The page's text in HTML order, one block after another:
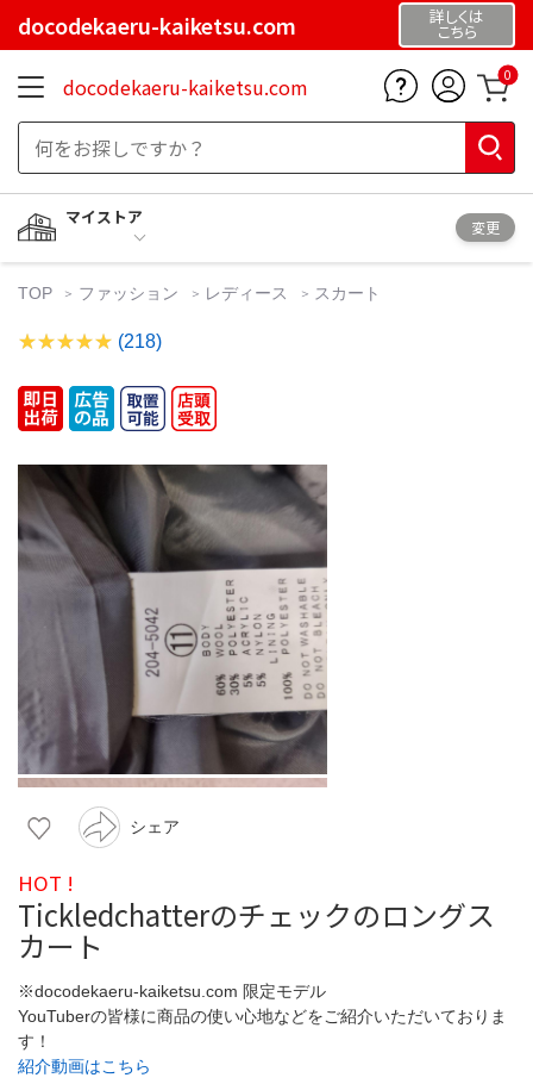
docodekaeru-kaiketsu.com 詳しくは
こちら
docodekaeru-kaiketsu.com 0
マイストア
変更
TOP ファッション レディース スカート
(218)
シェア
HOT !
Tickledchatterのチェックのロングス
カート
※docodekaeru-kaiketsu.com 限定モデル
YouTuberの皆様に商品の使い心地などをご紹介いただいておりま
す！
紹介動画はこちら